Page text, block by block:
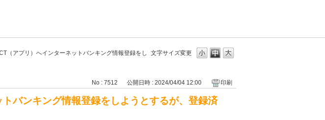
文字サイズ変更
（アプリ）へインターネットバンキング情報登録をし
No : 7512 公開日時 : 2024/04/04 12:00 印刷
バンキング情報登録をしようとするが、登録済